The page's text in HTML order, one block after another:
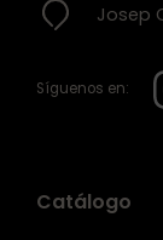
Josep
Síguenos en:
Catálogo